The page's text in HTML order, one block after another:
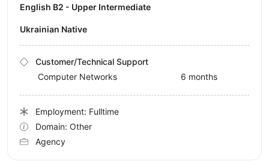
English B2 - Upper Intermediate
Ukrainian Native
Customer/Technical Support
Computer Networks
6 months
Employment: Fulltime
Domain: Other
Agency